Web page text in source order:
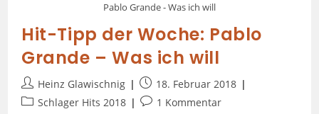
Pablo Grande - Was ich will
Hit-Tipp der Woche: Pablo
Grande – Was ich will
Heinz Glawischnig
18. Februar 2018
Schlager Hits 2018
1 Kommentar